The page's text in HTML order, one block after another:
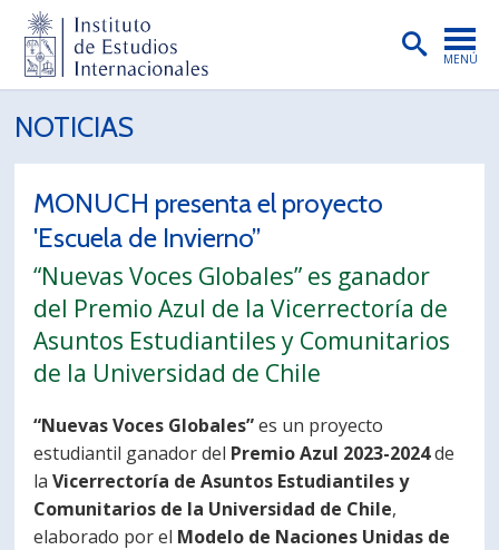
MENÚ
INSTITUTO
PREGRADO
POSTGRADO
INVESTIGACIÓN
EXTENSIÓN
PUBLICACIONES
BIBLIOTECA
ENGLISH
PORTUGUÊS
NOTICIAS
MONUCH presenta el proyecto
'Escuela de Invierno”
“Nuevas Voces Globales” es ganador
del Premio Azul de la Vicerrectoría de
Asuntos Estudiantiles y Comunitarios
de la Universidad de Chile
“Nuevas Voces Globales”es un proyecto
estudiantil ganador del Premio Azul 2023-2024de
laVicerrectoría de Asuntos Estudiantiles y
Comunitarios de la Universidad de Chile,
elaborado por el Modelo de Naciones Unidas de